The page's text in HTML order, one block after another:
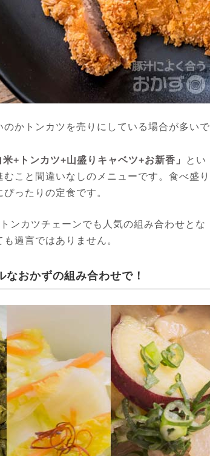
かトンカツを売りにしている場合が多いで
米+トンカツ+山盛りキャベツ+お新香」
とい
こと間違いなしのメニューです。食べ盛り
ったりの定食です。
ンカツチェーンでも人気の組み合わせとな
過言ではありません。
おかずの組み合わせで！